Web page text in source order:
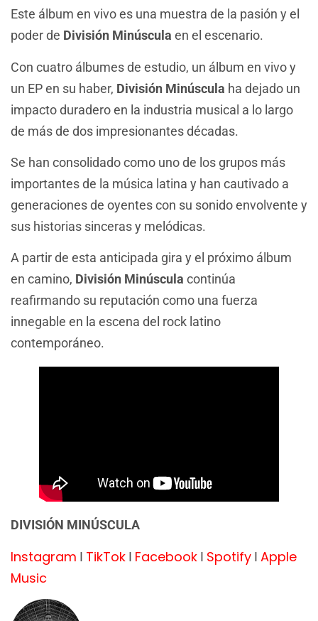
Este álbum en vivo es una muestra de la pasión y el
poder de División Minúscula en el escenario.
Con cuatro álbumes de estudio, un álbum en vivo y
un EP en su haber, División Minúscula ha dejado un
impacto duradero en la industria musical a lo largo
de más de dos impresionantes décadas.
Se han consolidado como uno de los grupos más
importantes de la música latina y han cautivado a
generaciones de oyentes con su sonido envolvente y
sus historias sinceras y melódicas.
A partir de esta anticipada gira y el próximo álbum
en camino, División Minúscula continúa
reafirmando su reputación como una fuerza
innegable en la escena del rock latino
contemporáneo.
DIVISIÓN MINÚSCULA
Instagram I TikTok I Facebook I Spotify I Apple
Music